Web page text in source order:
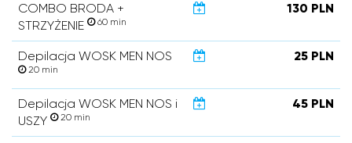
COMBO BRODA +
STRZYŻENIE
60 min
130 PLN
Depilacja WOSK MEN NOS
20 min
25 PLN
Depilacja WOSK MEN NOS i
USZY
20 min
45 PLN